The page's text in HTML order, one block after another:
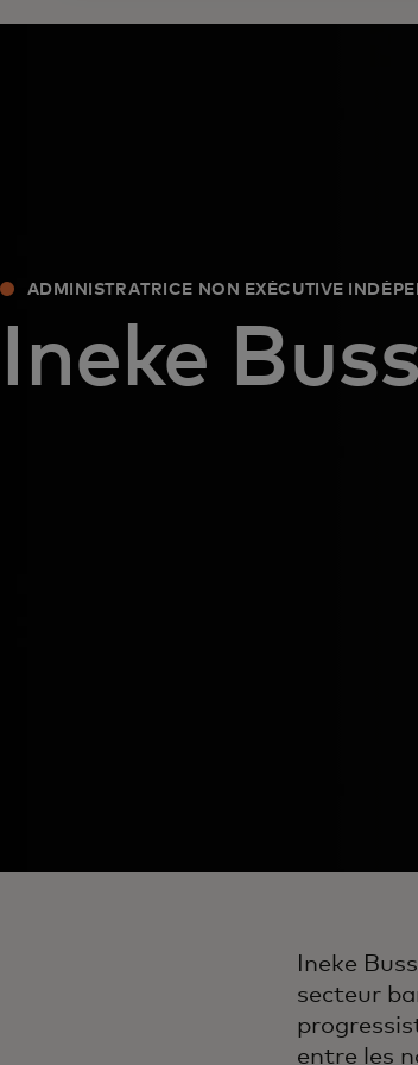
ADMINISTRATRICE NON EXÉCUTIVE
Ineke
Ineke
secteur
entre les